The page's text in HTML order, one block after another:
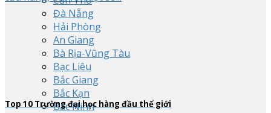
Đà Nẵng
Hải Phòng
An Giang
Bà Rịa-Vũng Tàu
Bạc Liêu
Bắc Giang
Bắc Kạn
Bắc Ninh
Top 10 Trường đại học hàng đầu thế giới